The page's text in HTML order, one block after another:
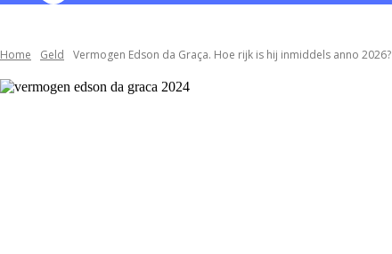
Home Geld Vermogen Edson da Graça. Hoe rijk is hij inmiddels anno 2026?